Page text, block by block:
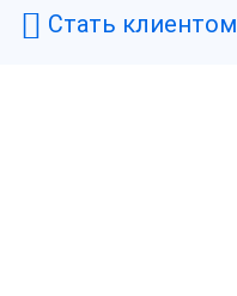
Стать клиентом